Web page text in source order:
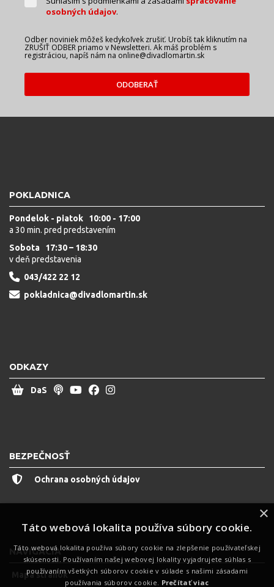
osobných údajov.
Odber noviniek môžeš kedykoľvek zrušiť. Urobíš tak kliknutím na
ZRUŠIŤ ODBER priamo v Newsletteri. Ak máš problém s
registráciou, napíš nám na online@divadlomartin.sk
ODOBERAŤ
POKLADNICA
Pondelok - piatok 10:00 - 17:00
a 30 min. pred predstavením
Sobota 17:30 – 18:30
v deň predstavenia
043/422 22 12
pokladnica@divadlomartin.sk
ODKAZY
DaS
BEZPEČNOSŤ
Ochrana osobných údajov
NAVIGÁCIA
Mapa stránok
×
Táto webová lokalita používa súbory cookie.
Táto webová lokalita používa súbory cookie na zlepšenie používateľskej
skúsenosti. Používaním našej webovej lokality vyjadrujete súhlas s
používaním všetkých súborov cookie v súlade s našimi zásadami
používania súborov cookie. Prečítať viac